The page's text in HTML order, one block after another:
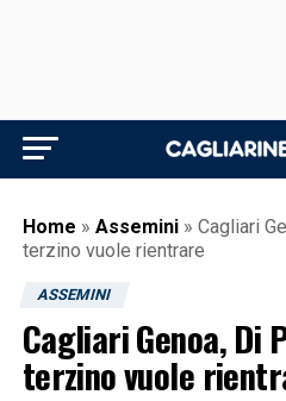
Home » Assemini » Cagliari
terzino vuole rientrare
ASSEMINI
Cagliari Genoa, Di
terzino vuole